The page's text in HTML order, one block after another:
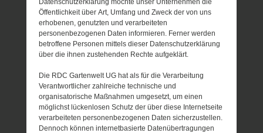
Datenschutzerklärung möchte unser Unternehmen die
Öffentlichkeit über Art, Umfang und Zweck der von uns
erhobenen, genutzten und verarbeiteten
personenbezogenen Daten informieren. Ferner werden
betroffene Personen mittels dieser Datenschutzerklärung
über die ihnen zustehenden Rechte aufgeklärt.
Die RDC Gartenwelt UG hat als für die Verarbeitung
Verantwortlicher zahlreiche technische und
organisatorische Maßnahmen umgesetzt, um einen
möglichst lückenlosen Schutz der über diese Internetseite
verarbeiteten personenbezogenen Daten sicherzustellen.
Dennoch können internetbasierte Datenübertragungen